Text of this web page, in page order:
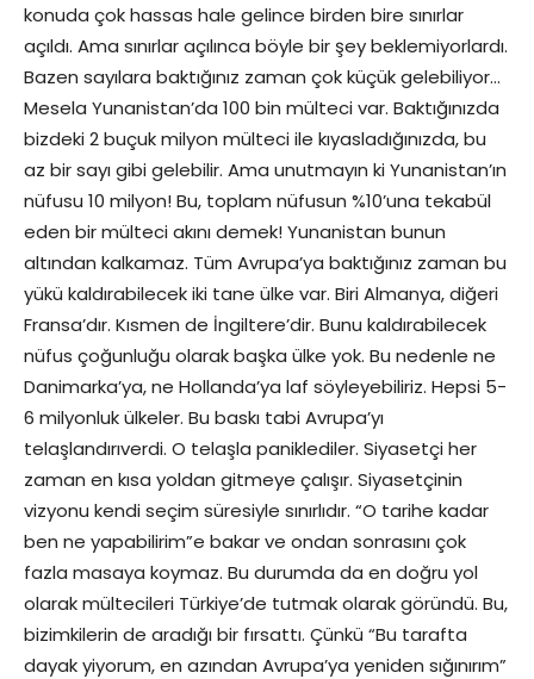
konuda çok hassas hale gelince birden bire sınırlar
açıldı. Ama sınırlar açılınca böyle bir şey beklemiyorlardı.
Bazen sayılara baktığınız zaman çok küçük gelebiliyor…
Mesela Yunanistan’da 100 bin mülteci var. Baktığınızda
bizdeki 2 buçuk milyon mülteci ile kıyasladığınızda, bu
az bir sayı gibi gelebilir. Ama unutmayın ki Yunanistan’ın
nüfusu 10 milyon! Bu, toplam nüfusun %10’una tekabül
eden bir mülteci akını demek! Yunanistan bunun
altından kalkamaz. Tüm Avrupa’ya baktığınız zaman bu
yükü kaldırabilecek iki tane ülke var. Biri Almanya, diğeri
Fransa’dır. Kısmen de İngiltere’dir. Bunu kaldırabilecek
nüfus çoğunluğu olarak başka ülke yok. Bu nedenle ne
Danimarka’ya, ne Hollanda’ya laf söyleyebiliriz. Hepsi 5-
6 milyonluk ülkeler. Bu baskı tabi Avrupa’yı
telaşlandırıverdi. O telaşla paniklediler. Siyasetçi her
zaman en kısa yoldan gitmeye çalışır. Siyasetçinin
vizyonu kendi seçim süresiyle sınırlıdır. “O tarihe kadar
ben ne yapabilirim”e bakar ve ondan sonrasını çok
fazla masaya koymaz. Bu durumda da en doğru yol
olarak mültecileri Türkiye’de tutmak olarak göründü. Bu,
bizimkilerin de aradığı bir fırsattı. Çünkü “Bu tarafta
dayak yiyorum, en azından Avrupa’ya yeniden sığınırım”